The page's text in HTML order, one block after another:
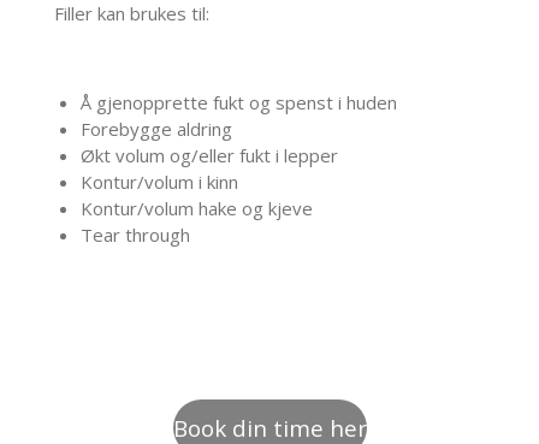
Filler kan brukes til:
Å gjenopprette fukt og spenst i huden
Forebygge aldring
Økt volum og/eller fukt i lepper
Kontur/volum i kinn
Kontur/volum hake og kjeve
Tear through
Book din time her